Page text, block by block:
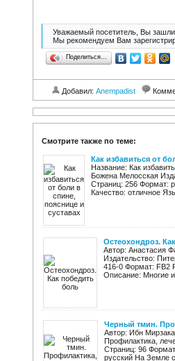
Уважаемый посетитель, Вы зашли
Мы рекомендуем Вам
Поделиться…
Добавил: Anempadist
Смотрите также по теме:
Как избавиться от
Название: Как
Божена Мелосская
Страниц: 256 Формат:
Качество: отличное
Остеохондроз.
Автор: Анастасия
Издательство:
416-0 Формат: FB2
Описание: Многие
Черный тмин.
Автор: Ибн
Профилактика,
Страниц: 96
русский На Земле